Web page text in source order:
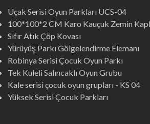
Uçak Serisi Oyun Parkları UCS-04
100*100*2 CM Karo Kauçuk Zemin
Sıfır Atık Çöp Kovası
Yürüyüş Parkı Gölgelendirme Elemanı
Robinya Serisi Çocuk Oyun Parkı
Tek Kuleli Salıncaklı Oyun Grubu
Kale serisi çocuk oyun grupları - KS 04
Yüksek Serisi Çocuk Parkları